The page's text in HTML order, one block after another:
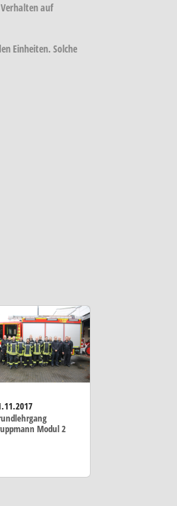
auf
Einheiten. Solche
Modul 2